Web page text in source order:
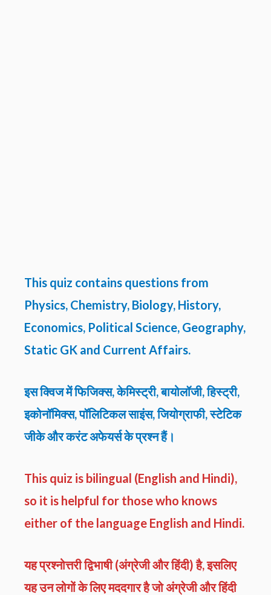
This quiz contains questions from
Physics, Chemistry, Biology, History,
Economics, Political Science, Geography,
Static GK and Current Affairs.
इस क्विज में फिजिक्स, केमिस्ट्री, बायोलॉजी, हिस्ट्री,
इकोनॉमिक्स, पॉलिटिकल साइंस, जियोग्राफी, स्टेटिक
जीके और करंट अफेयर्स के प्रश्न हैं।
This quiz is bilingual (English and Hindi),
so it is helpful for those who knows
either of the language English and Hindi.
यह प्रश्नोत्तरी द्विभाषी (अंग्रेजी और हिंदी) है, इसलिए
यह उन लोगों के लिए मददगार है जो अंग्रेजी और हिंदी